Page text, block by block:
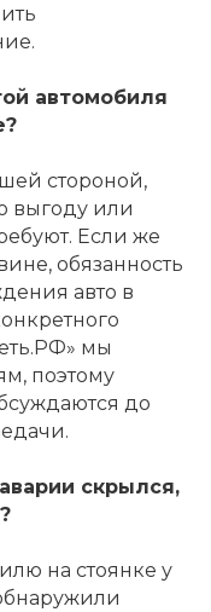
автомобиля
стороной,
выгоду или
Если же
обязанность
авто в
мы
поэтому
до
скрылся,
на стоянке у